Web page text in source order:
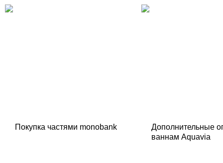
Покупка частями monobank
Дополнительные
ваннам Aquavia